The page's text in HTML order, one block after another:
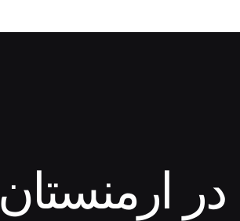
ارمنستان